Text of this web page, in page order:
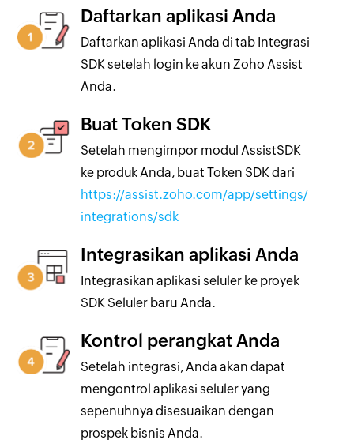
Daftarkan aplikasi Anda
Daftarkan aplikasi Anda di tab Integrasi
SDK setelah login ke akun Zoho Assist
Anda.
Buat Token SDK
Setelah mengimpor modul AssistSDK
ke produk Anda, buat Token SDK dari
https://assist.zoho.com/app/settings/
integrations/sdk
Integrasikan aplikasi Anda
Integrasikan aplikasi seluler ke proyek
SDK Seluler baru Anda.
Kontrol perangkat Anda
Setelah integrasi, Anda akan dapat
mengontrol aplikasi seluler yang
sepenuhnya disesuaikan dengan
prospek bisnis Anda.